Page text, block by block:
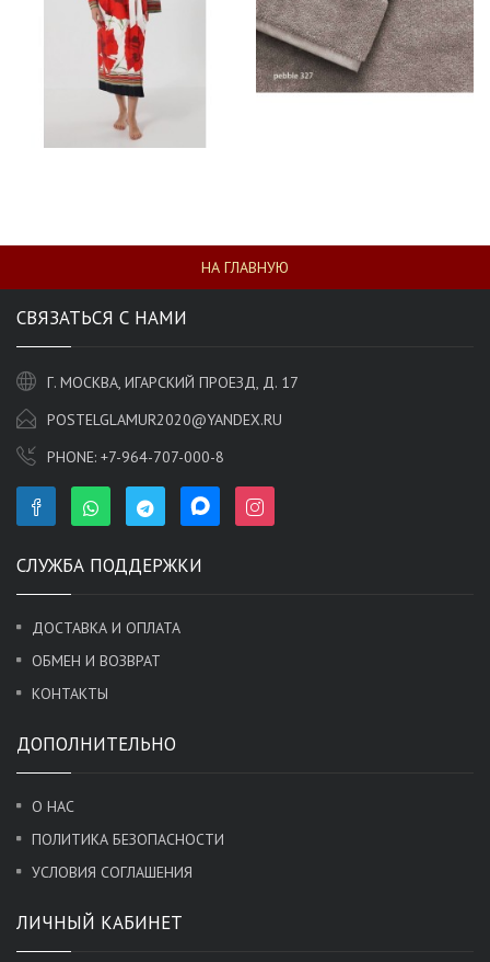
НА ГЛАВНУЮ
СВЯЗАТЬСЯ С НАМИ
Г. МОСКВА, ИГАРСКИЙ ПРОЕЗД, Д. 17
POSTELGLAMUR2020@YANDEX.RU
PHONE: +7-964-707-000-8
СЛУЖБА ПОДДЕРЖКИ
ДОСТАВКА И ОПЛАТА
ОБМЕН И ВОЗВРАТ
КОНТАКТЫ
ДОПОЛНИТЕЛЬНО
О НАС
ПОЛИТИКА БЕЗОПАСНОСТИ
УСЛОВИЯ СОГЛАШЕНИЯ
ЛИЧНЫЙ КАБИНЕТ